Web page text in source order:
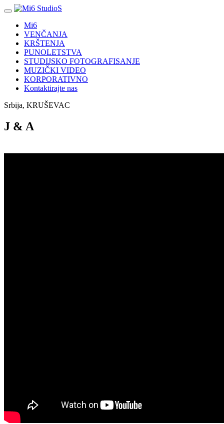
Mi6
VENČANJA
KRŠTENJA
PUNOLETSTVA
STUDIJSKO FOTOGRAFISANJE
MUZIČKI VIDEO
KORPORATIVNO
Kontaktirajte nas
Srbija, KRUŠEVAC
J & A